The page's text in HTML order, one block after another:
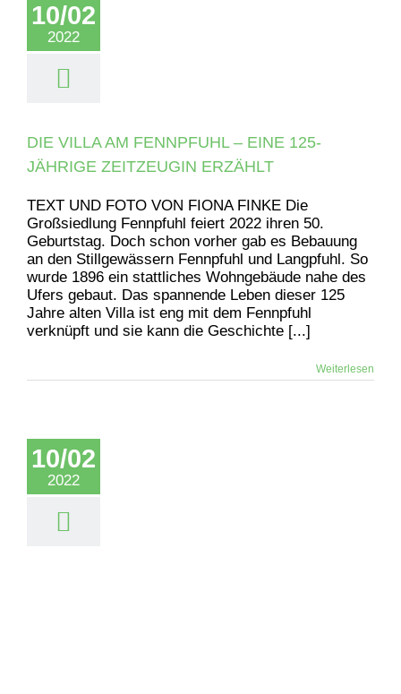
10/02
2022
DIE VILLA AM FENNPFUHL – EINE 125-
JÄHRIGE ZEITZEUGIN ERZÄHLT
TEXT UND FOTO VON FIONA FINKE Die
Großsiedlung Fennpfuhl feiert 2022 ihren 50.
Geburtstag. Doch schon vorher gab es Bebauung
an den Stillgewässern Fennpfuhl und Langpfuhl. So
wurde 1896 ein stattliches Wohngebäude nahe des
Ufers gebaut. Das spannende Leben dieser 125
Jahre alten Villa ist eng mit dem Fennpfuhl
verknüpft und sie kann die Geschichte [...]
Weiterlesen
10/02
2022